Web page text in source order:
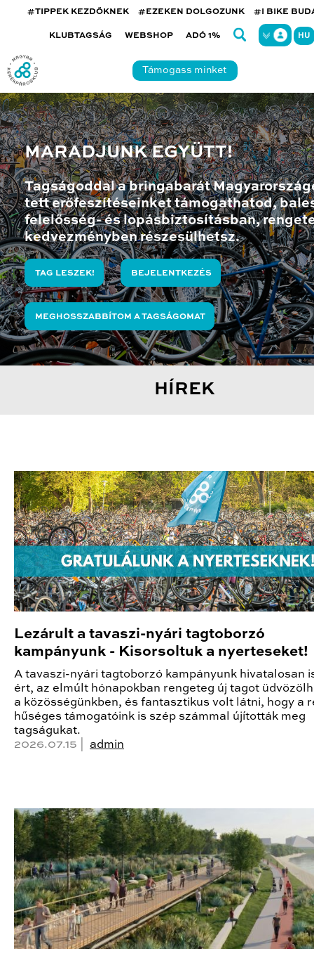
#TIPPEK KEZDŐKNEK #EZEKEN DOLGOZUNK #I BIKE
KLUBTAGSÁG WEBSHOP ADÓ 1% HU
Támogass minket
MARADJUNK EGYÜTT!
Tagságoddal a bringabarát
tett erőfeszítéseinket támogathatod,
felelősség- és lopásbiztosításban,
kedvezményben részesülhetsz.
TAG LESZEK! BEJELENTKEZÉS
MEGHOSSZABBÍTOM A TAGSÁGOMAT
HÍREK
Lezárult a tavaszi-nyári tagtoborzó
kampányunk - Kisorsoltuk a nyerteseket!
A tavaszi-nyári tagtoborzó kampányunk hivatalosan
ért, az elmúlt hónapokban rengeteg új tagot
a közösségünkben, és fantasztikus volt látni, hogy a
hűséges támogatóink is szép számmal újították meg
tagságukat.
2026.07.15 | admin